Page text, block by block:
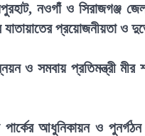
নওগাঁ ও সিরাজগঞ্জ
যাতায়াতের প্রয়োজনীয়তা ও
ও সমবায় প্রতিমন্ত্রী
পার্কের আধুনিকায়ন ও